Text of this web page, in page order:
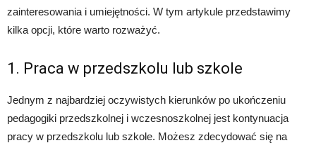
zainteresowania i umiejętności. W tym artykule przedstawimy
kilka opcji, które warto rozważyć.
1. Praca w przedszkolu lub szkole
Jednym z najbardziej oczywistych kierunków po ukończeniu
pedagogiki przedszkolnej i wczesnoszkolnej jest kontynuacja
pracy w przedszkolu lub szkole. Możesz zdecydować się na